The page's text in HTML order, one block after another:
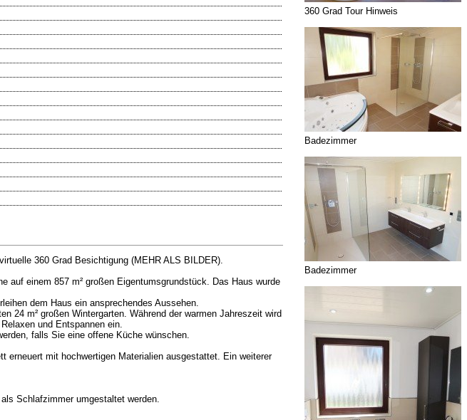
360 Grad Besichtigung (MEHR ALS BILDER).
auf einem 857 m² großen Eigentumsgrundstück. Das Haus wurde
dem Haus ein ansprechendes Aussehen.
24 m² großen Wintergarten. Während der warmen Jahreszeit wird
und Entspannen ein.
falls Sie eine offene Küche wünschen.
erneuert mit hochwertigen Materialien ausgestattet. Ein weiterer
Schlafzimmer umgestaltet werden.
360 Grad Tour Hinweis
Badezimmer
Badezimmer